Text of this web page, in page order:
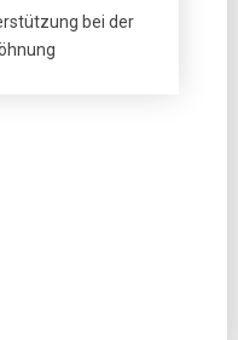
bei der